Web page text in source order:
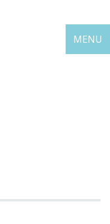
MENU